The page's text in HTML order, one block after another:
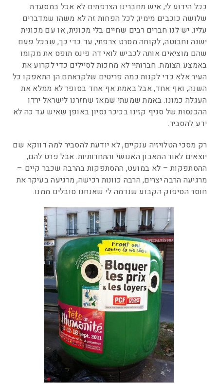
ככל הידוע לי, איש מחברינו הצרפתים לא אכל במסעדת
שלושה כוכבים מימיו; לכל הפחות זה לא משהו שמדברים
עליו. יש לנו חברים רבים שחיים בלי מכונית, או עם מכונית
ישנה וחבוטה, לקוחה מסרט צרפתי, עד כדי כך, שבכל פעם
שהם מוציאים אותה לכביש לואי דה פינס תופס את מקומו
באמצע הצומת. חברותיי לא מחכות לסיילים כדי לקרוע את
העיר אלא כדי לקנות כמה פריטים שלקראתם הן התאפקו כל
השנה, ואף אחד, אבל באמת אף אחד בסופר לא ממלא את
העגלה כמונו. באמת שמעתי שמאז שחזרנו לישראל ירדו
ההכנסות של סניף קזינו בכיכר נסיון באופן שאיש עד כה לא
ידע להסביר.
רק מסכי הטלויזיה ענקיים, לא יודעת להסביר למה דווקא שם
יוצאים לאור התאבון האנושי והתחרותיות. אבל פרט להם,
ההסתפקות – לא במועט, ההסתפקות בהרבה שכבר קיים –
מרגיעה הרבה יצרים, הרבה כוונות רכישה, מרגיעה בעיקר את
חוסר הסיפוק הקבוע שנדמה לי שאנחנו סובלים ממנו.